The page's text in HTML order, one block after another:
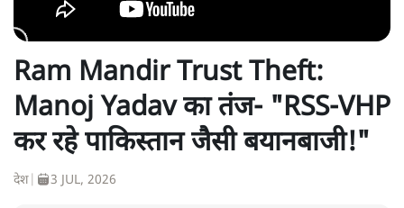
Ram Mandir Trust Theft:
Manoj Yadav का तंज- "RSS-VHP
कर रहे पाकिस्तान जैसी बयानबाजी!"
देश 3 JUL, 2026